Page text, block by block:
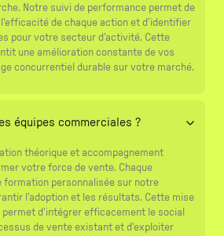
Notre suivi de performance permet de
de chaque action et d'identifier
pour votre secteur d'activité. Cette
une amélioration constante de vos
concurrentiel durable sur votre marché.
équipes commerciales ?
théorique et accompagnement
votre force de vente. Chaque
formation personnalisée sur notre
l'adoption et les résultats. Cette mise
d'intégrer efficacement le social
de vente existant et d'exploiter